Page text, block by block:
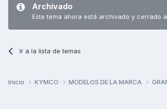
Archivado
Este tema ahora está archivado y cerrado
Ir a la lista de temas
Inicio KYMCO MODELOS DE LA MARCA